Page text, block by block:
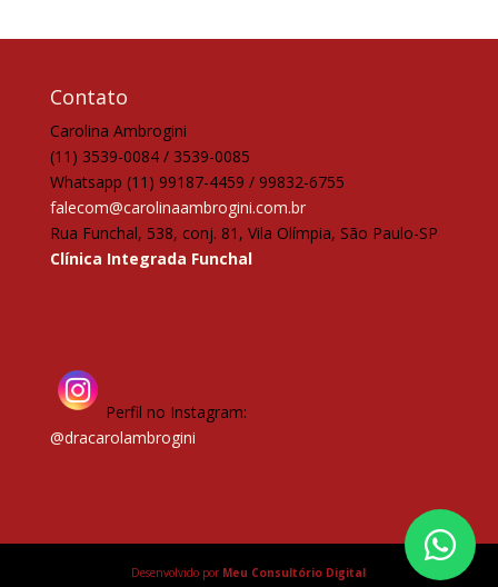
Contato
Carolina Ambrogini
(11) 3539-0084 / 3539-0085
Whatsapp (11) 99187-4459 / 99832-6755
falecom@carolinaambrogini.com.br
Rua Funchal, 538, conj. 81, Vila Olímpia, São Paulo-SP
Clínica Integrada Funchal
Perfil no Instagram:
@dracarolambrogini
Desenvolvido por Meu Consultório Digital